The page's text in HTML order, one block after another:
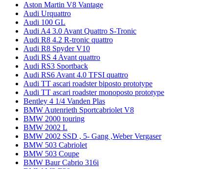
Aston Martin V8 Vantage
Audi Urquattro
Audi 100 GL
Audi A4 3.0 Avant Quattro S-Tronic
Audi R8 4.2 R-tronic quattro
Audi R8 Spyder V10
Audi RS 4 Avant quattro
Audi RS3 Sportback
Audi RS6 Avant 4.0 TFSI quattro
Audi TT ascari roadster biposto prototype
Audi TT ascari roadster monoposto prototype
Bentley 4 1/4 Vanden Plas
BMW Autenrieth Sportcabriolet V8
BMW 2000 touring
BMW 2002 L
BMW 2002 SSD , 5- Gang ,Weber Vergaser
BMW 503 Cabriolet
BMW 503 Coupe
BMW Baur Cabrio 316i